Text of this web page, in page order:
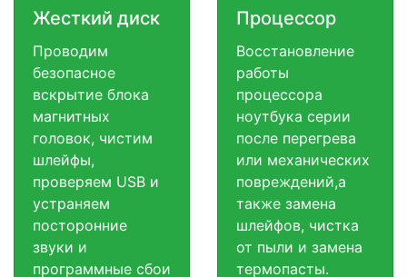
Жесткий диск
Проводим
безопасное
вскрытие блока
магнитных
головок, чистим
шлейфы,
проверяем USB и
устраняем
посторонние
звуки и
программные сбои
Процессор
Восстановление
работы
процессора
ноутбука серии
после перегрева
или механических
повреждений,а
также замена
шлейфов, чистка
от пыли и замена
термопасты.